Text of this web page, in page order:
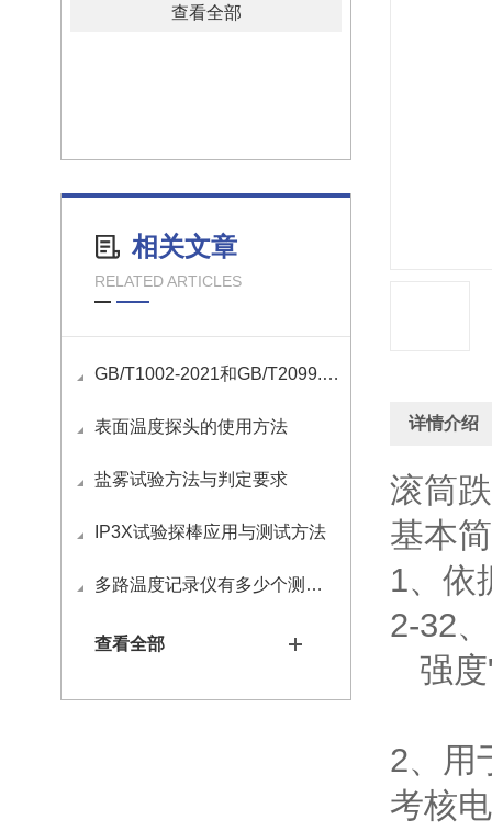
查看全部
相关文章
RELATED ARTICLES
GB/T1002-2021和GB/T2099.1-2021国标插头插座量规清单
表面温度探头的使用方法
盐雾试验方法与判定要求
IP3X试验探棒应用与测试方法
多路温度记录仪有多少个测试通道？
查看全部
详情介绍
滚筒
基本
1、依
2-32
强度
2、用
考核